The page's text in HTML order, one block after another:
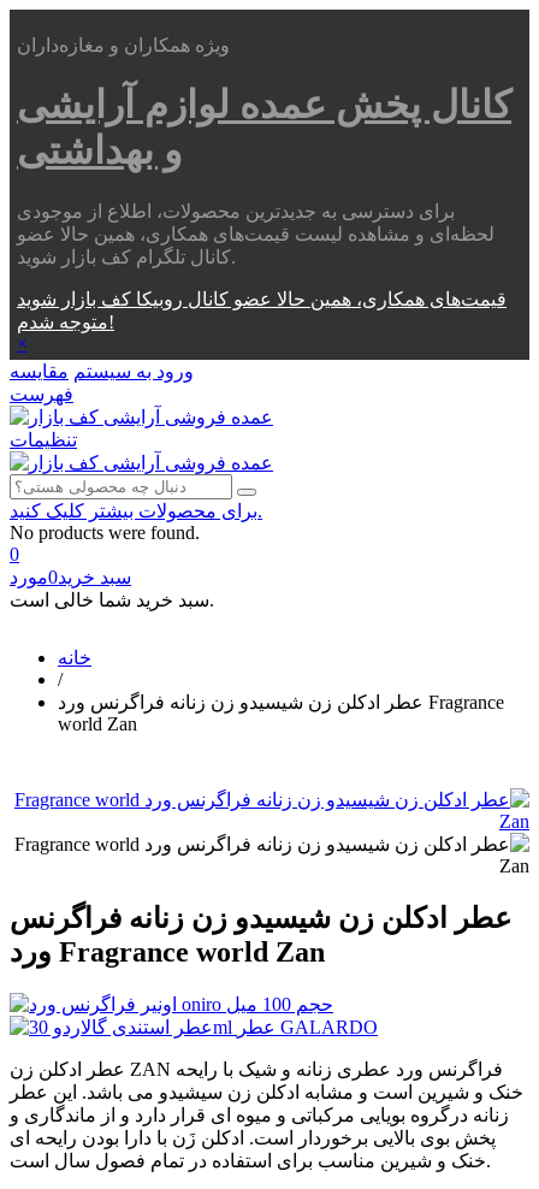
ویژه همکاران و مغازه‌داران
کانال پخش عمده لوازم آرایشی
و بهداشتی
برای دسترسی به جدیدترین محصولات، اطلاع از موجودی
لحظه‌ای و مشاهده لیست قیمت‌های همکاری، همین حالا عضو
کانال تلگرام کف بازار شوید.
قیمت‌های همکاری، همین حالا عضو کانال روبیکا کف بازار شوید
متوجه شدم!
×
ورود به سیستم مقایسه
فهرست
تنظیمات
برای محصولات بیشتر کلیک کنید.
No products were found.
0
سبد خرید0مورد
سبد خرید شما خالی است.
خانه
/
عطر ادکلن زن شیسیدو زن زنانه فراگرنس ورد Fragrance
world Zan
عطر ادکلن زن شیسیدو زن زنانه فراگرنس
ورد Fragrance world Zan
عطر ادکلن زن ZAN فراگرنس ورد عطری زنانه و شیک با رایحه
خنک و شیرین است و مشابه ادکلن زن سیشیدو می باشد. این عطر
زنانه درگروه بویایی مرکباتی و میوه ای قرار دارد و از ماندگاری و
پخش بوی بالایی برخوردار است. ادکلن زَن با دارا بودن رایحه ای
خنک و شیرین مناسب برای استفاده در تمام فصول سال است.